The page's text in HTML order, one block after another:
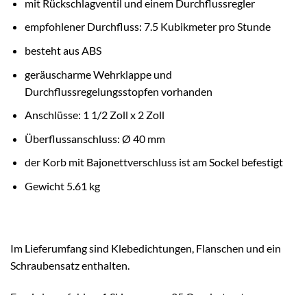
mit Rückschlagventil und einem Durchflussregler
empfohlener Durchfluss: 7.5 Kubikmeter pro Stunde
besteht aus ABS
geräuscharme Wehrklappe und
Durchflussregelungsstopfen vorhanden
Anschlüsse: 1 1/2 Zoll x 2 Zoll
Überflussanschluss: Ø 40 mm
der Korb mit Bajonettverschluss ist am Sockel befestigt
Gewicht 5.61 kg
Im Lieferumfang sind Klebedichtungen, Flanschen und ein
Schraubensatz enthalten.